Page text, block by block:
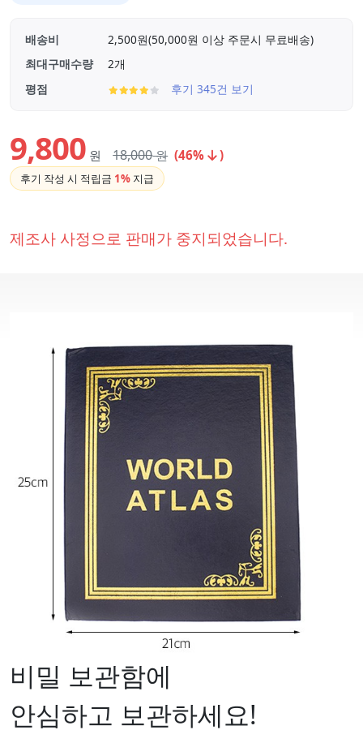
배송비
2,500원(50,000원 이상 주문시 무료배송)
최대구매수량
2개
평점
후기 345건 보기
9,800 원 18,000원 (46% )
후기 작성 시 적립금 1% 지급
제조사 사정으로 판매가 중지되었습니다.
비밀 보관함에
안심하고 보관하세요!